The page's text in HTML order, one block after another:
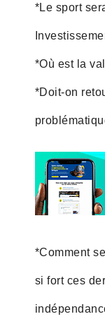
*Le sport
*Où est la
*Doit-on
*Comment
si fort ces